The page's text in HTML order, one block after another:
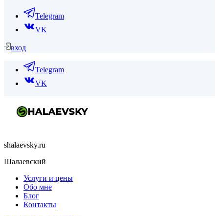
Telegram
VK
вход
Telegram
VK
shalaevsky.ru
Шалаевский
Услуги и цены
Обо мне
Блог
Контакты